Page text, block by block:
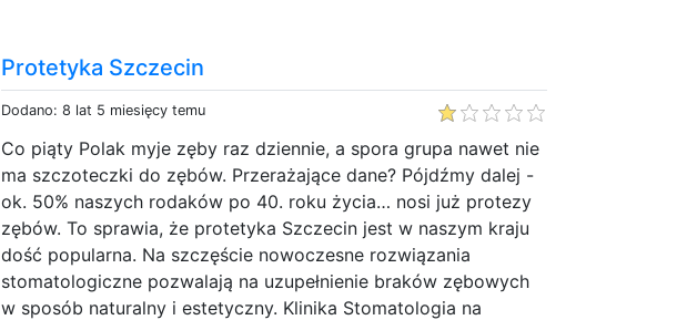
Protetyka Szczecin
Dodano: 8 lat 5 miesięcy temu
Co piąty Polak myje zęby raz dziennie, a spora grupa nawet nie
ma szczoteczki do zębów. Przerażające dane? Pójdźmy dalej -
ok. 50% naszych rodaków po 40. roku życia… nosi już protezy
zębów. To sprawia, że protetyka Szczecin jest w naszym kraju
dość popularna. Na szczęście nowoczesne rozwiązania
stomatologiczne pozwalają na uzupełnienie braków zębowych
w sposób naturalny i estetyczny. Klinika Stomatologia na